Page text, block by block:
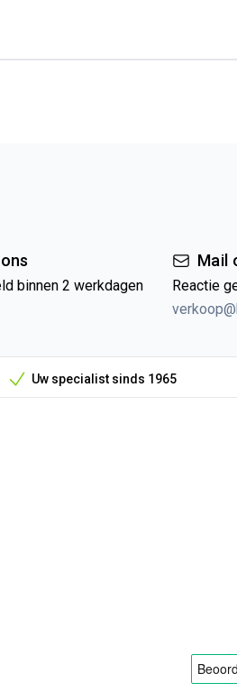
binnen 2 werkdagen
Mail
Reactie
Uw specialist sinds 1965